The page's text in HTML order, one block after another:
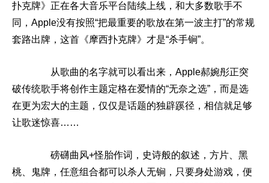
扑克牌》正在各大音乐平台陆续上线，和大多数歌手不
同，Apple没有按照“把最重要的歌放在第一波主打”的常规
套路出牌，这首《摩西扑克牌》才是“杀手锏”。
从歌曲的名字就可以看出来，Apple郝婉彤正突
破传统歌手将创作主题定格在爱情的“无奈之选”，而是选
在更为宏大的主题，仅仅是话题的独辟蹊径，相信就足够
让歌迷惊喜……
磅礴曲风+怪胎作词，史诗般的叙述，方片、黑
桃、鬼牌，任意组合都可以杀人无锏，只要身处游戏，便